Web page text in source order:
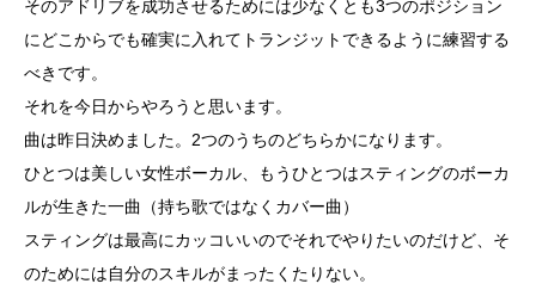
そのアドリブを成功させるためには少なくとも3つのポジション
にどこからでも確実に入れてトランジットできるように練習する
べきです。
それを今日からやろうと思います。
曲は昨日決めました。2つのうちのどちらかになります。
ひとつは美しい女性ボーカル、もうひとつはスティングのボーカ
ルが生きた一曲（持ち歌ではなくカバー曲）
スティングは最高にカッコいいのでそれでやりたいのだけど、そ
のためには自分のスキルがまったくたりない。